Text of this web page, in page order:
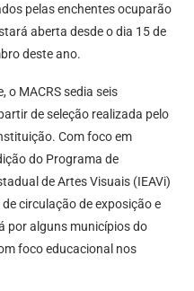
pelas enchentes ocuparão
aberta desde o dia 15 de
deste ano.
o MACRS sedia seis
de seleção realizada pelo
Com foco em
do Programa de
de Artes Visuais (IEAVi)
circulação de exposição e
por alguns municípios do
foco educacional nos